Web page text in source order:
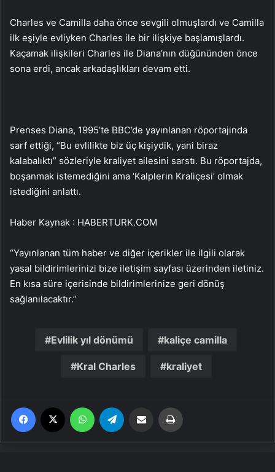
Charles ve Camilla daha önce sevgili olmuşlardı ve Camilla
ilk eşiyle evliyken Charles ile bir ilişkiye başlamışlardı.
Kaçamak ilişkileri Charles ile Diana’nın düğününden önce
sona erdi, ancak arkadaşlıkları devam etti.
Prenses Diana, 1995’te BBC’de yayınlanan röportajında
sarf ettiği, “Bu evlilikte biz üç kişiydik, yani biraz
kalabalıktı” sözleriyle kraliyet ailesini sarstı. Bu röportajda,
boşanmak istemediğini ama ‘Kalplerin Kraliçesi’ olmak
istediğini anlattı.
Haber Kaynak : HABERTURK.COM
“Yayınlanan tüm haber ve diğer içerikler ile ilgili olarak
yasal bildirimlerinizi bize iletişim sayfası üzerinden iletiniz.
En kısa süre içerisinde bildirimlerinize geri dönüş
sağlanılacaktır.”
Evlilik yıl dönümü kaliçe camilla
Kral Charles kraliyet
Facebook WhatsApp Email'den paylaş